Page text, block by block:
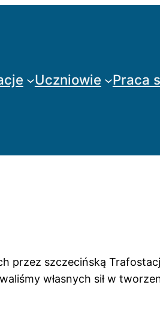
Uczniowie Praca
przez szczecińską
własnych sił w